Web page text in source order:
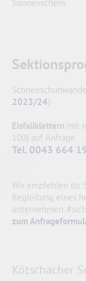
Sonnenschein.
2023/24)
Eisfallklettern mit
100) auf Anfrage
Tel. 0043 664
Wir empfehlen dir
Begleitung eines
unternehmen.
zum
Kötschacher